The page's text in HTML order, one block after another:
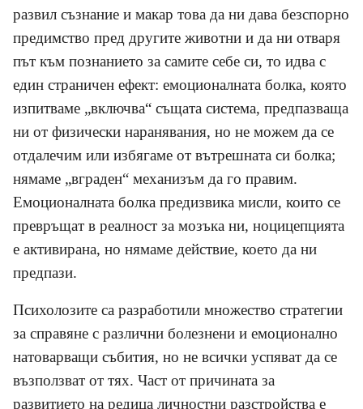
развил съзнание и макар това да ни дава безспорно
предимство пред другите животни и да ни отваря
път към познанието за самите себе си, то идва с
един страничен ефект: емоционалната болка, която
изпитваме „включва“ същата система, предпазваща
ни от физически наранявания, но не можем да се
отдалечим или избягаме от вътрешната си болка;
нямаме „вграден“ механизъм да го правим.
Емоционалната болка предизвика мисли, които се
превръщат в реалност за мозъка ни, ноцицепцията
е активирана, но нямаме действие, което да ни
предпази.
Психолозите са разработили множество стратегии
за справяне с различни болезнени и емоционално
натоварващи събития, но не всички успяват да се
възползват от тях. Част от причината за
развитието на редица личностни разстройства е